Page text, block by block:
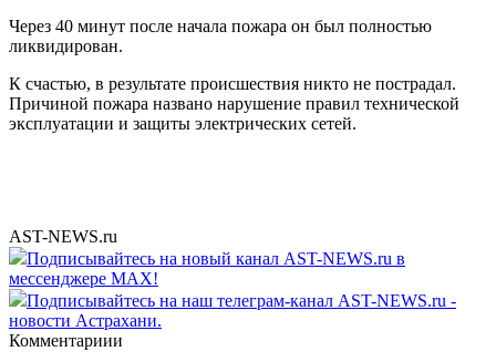
Через 40 минут после начала пожара он был полностью
ликвидирован.
К счастью, в результате происшествия никто не пострадал.
Причиной пожара названо нарушение правил технической
эксплуатации и защиты электрических сетей.
AST-NEWS.ru
Подписывайтесь на новый канал AST-NEWS.ru в
мессенджере MAX!
Подписывайтесь на наш телеграм-канал AST-NEWS.ru -
новости Астрахани.
Комментариии